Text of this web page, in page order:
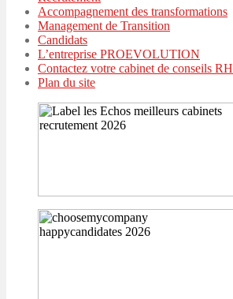
Accompagnement des transformations
Management de Transition
Candidats
L’entreprise PROEVOLUTION
Contactez votre cabinet de conseils RH
Plan du site